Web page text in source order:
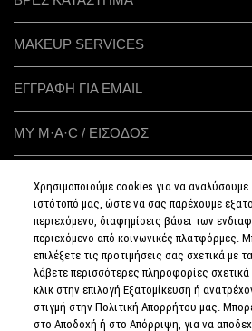
MAKEUP SERVICES
ΕΓΓΡΑΦΗ ΓΙΑ EMAIL
ΜΥ M·A·C / ΕΙΣΟΔΟΣ
ΣΥΝΔΕΘΕΙΤΕ
ΠΟΛΙΤΙΚΗ
ΑΠΟΡΡΗΤΟΥ
Χρησιμοποιούμε cookies για να αναλύσουμε
ιστότοπό μας, ώστε να σας παρέχουμε
περιεχόμενο, διαφημίσεις βάσει των
περιεχόμενο από κοινωνικές πλατφόρμες.
επιλέξετε τις προτιμήσεις σας σχετικά με
λάβετε περισσότερες πληροφορίες
κλικ στην επιλογή Εξατομίκευση ή
στιγμή στην Πολιτική Απορρήτου μας.
στο Αποδοχή ή στο Απόρριψη, για να